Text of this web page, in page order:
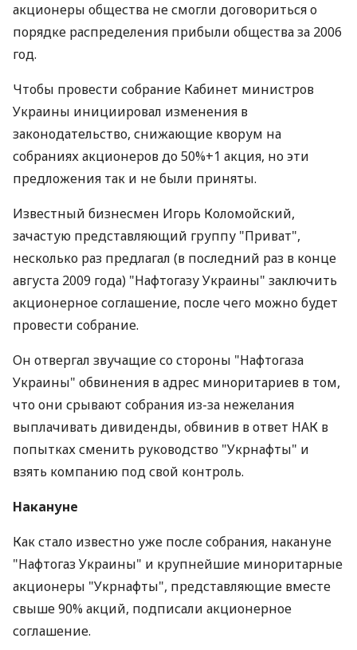
акционеры общества не смогли договориться о
порядке распределения прибыли общества за 2006
год.
Чтобы провести собрание Кабинет министров
Украины инициировал изменения в
законодательство, снижающие кворум на
собраниях акционеров до 50%+1 акция, но эти
предложения так и не были приняты.
Известный бизнесмен Игорь Коломойский,
зачастую представляющий группу "Приват",
несколько раз предлагал (в последний раз в конце
августа 2009 года) "Нафтогазу Украины" заключить
акционерное соглашение, после чего можно будет
провести собрание.
Он отвергал звучащие со стороны "Нафтогаза
Украины" обвинения в адрес миноритариев в том,
что они срывают собрания из-за нежелания
выплачивать дивиденды, обвинив в ответ НАК в
попытках сменить руководство "Укрнафты" и
взять компанию под свой контроль.
Накануне
Как стало известно уже после собрания, накануне
"Нафтогаз Украины" и крупнейшие миноритарные
акционеры "Укрнафты", представляющие вместе
свыше 90% акций, подписали акционерное
соглашение.